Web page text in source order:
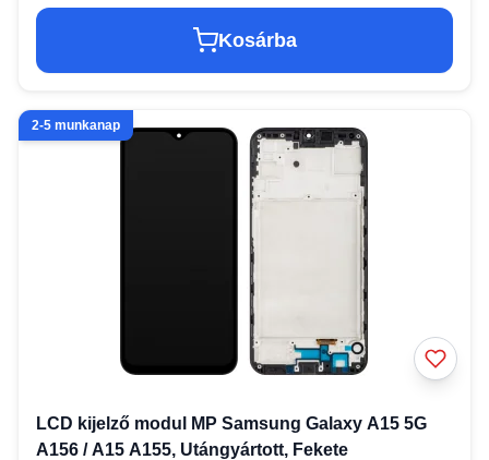
Kosárba
2-5 munkanap
LCD kijelző modul MP Samsung Galaxy A15 5G
A156 / A15 A155, Utángyártott, Fekete